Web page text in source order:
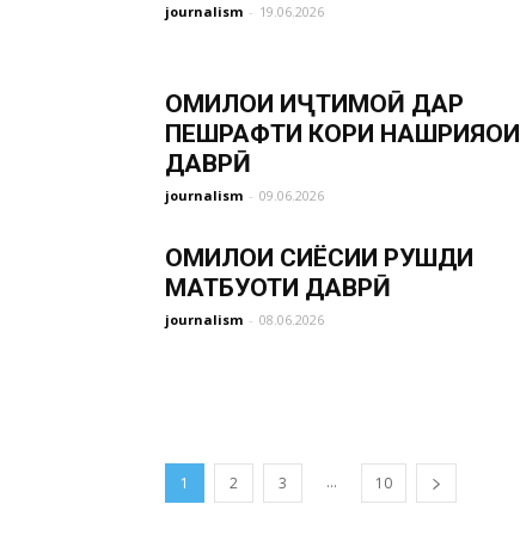
journalism - 19.06.2026
ОМИЛҲОИ ИҶТИМОӢ ДАР
ПЕШРАФТИ КОРИ НАШРИЯҲОИ
ДАВРӢ
journalism - 09.06.2026
ОМИЛҲОИ СИЁСИИ РУШДИ
МАТБУОТИ ДАВРӢ
journalism - 08.06.2026
1 2 3 ... 10